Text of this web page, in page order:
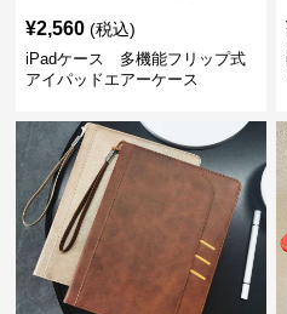
¥2,560 (税込)
iPadケース 多機能フリップ式
アイパッドエアーケース